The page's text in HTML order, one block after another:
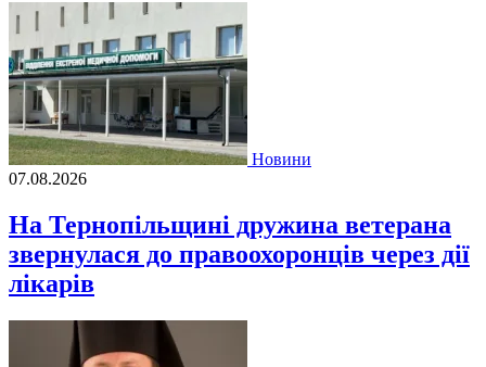
Новини
07.08.2026
На Тернопільщині дружина ветерана
звернулася до правоохоронців через дії
лікарів